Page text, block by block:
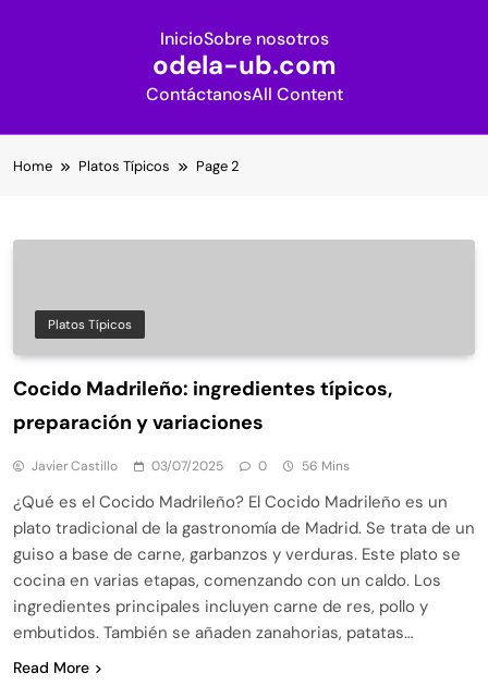
InicioSobre nosotros
odela-ub.com
ContáctanosAll Content
toHome Platos Típicos Page 2
Platos Típicos
Cocido Madrileño: ingredientes típicos,
preparación y variaciones
Javier Castillo 03/07/2025 0 56 Mins
¿Qué es el Cocido Madrileño? El Cocido Madrileño es un
plato tradicional de la gastronomía de Madrid. Se trata de un
guiso a base de carne, garbanzos y verduras. Este plato se
cocina en varias etapas, comenzando con un caldo. Los
ingredientes principales incluyen carne de res, pollo y
embutidos. También se añaden zanahorias, patatas…
Read More